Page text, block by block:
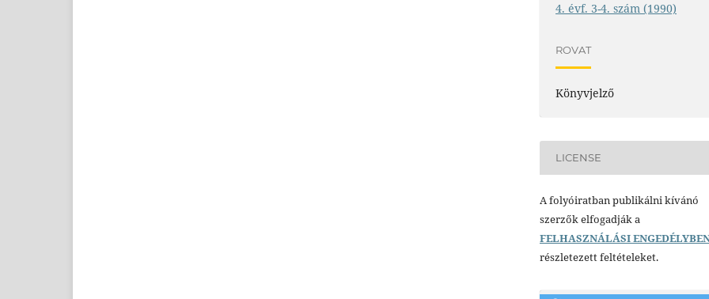
4. évf. 3-4. szám (1990)
ROVAT
Könyvjelző
LICENSE
A folyóiratban publikálni kívánó
szerzők elfogadják a
FELHASZNÁLÁSI
részletezett feltételeket.